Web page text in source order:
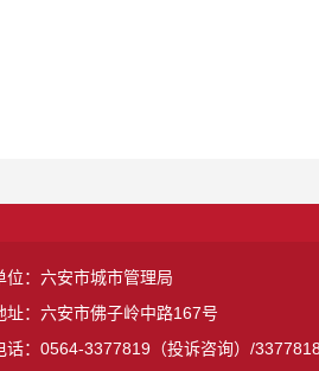
位：六安市城市管理局
址：六安市佛子岭中路167号
话：0564-3377819（投诉咨询）/3377818